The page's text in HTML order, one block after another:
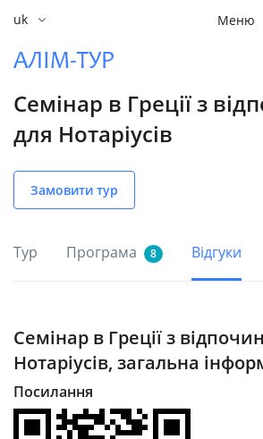
uk Меню
Семінар в Греції з
для Нотаріусів
Замовити тур
Тур Програма 8 Відгуки
Семінар в Греції з
Нотаріусів, загальна
Посилання